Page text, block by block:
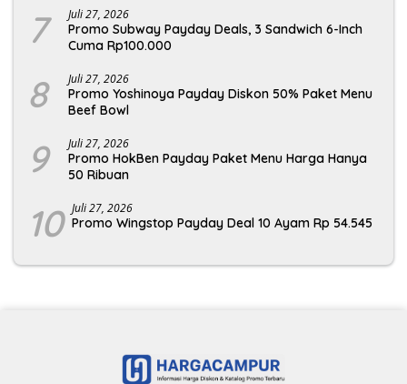
7 Juli 27, 2026
Promo Subway Payday Deals, 3 Sandwich 6-Inch
Cuma Rp100.000
8 Juli 27, 2026
Promo Yoshinoya Payday Diskon 50% Paket Menu
Beef Bowl
9 Juli 27, 2026
Promo HokBen Payday Paket Menu Harga Hanya
50 Ribuan
10 Juli 27, 2026
Promo Wingstop Payday Deal 10 Ayam Rp 54.545